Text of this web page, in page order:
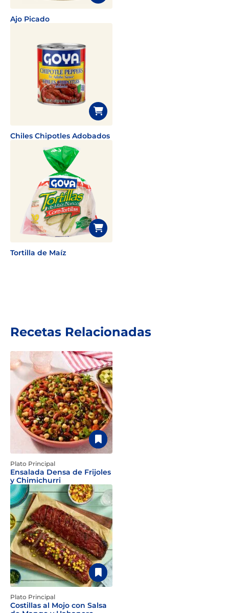
Ajo Picado
Chiles Chipotles Adobados
Tortilla de Maíz
Recetas Relacionadas
Plato Principal
Ensalada Densa de Frijoles
y Chimichurri
Plato Principal
Costillas al Mojo con Salsa